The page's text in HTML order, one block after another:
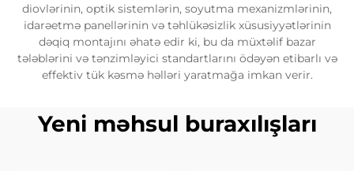
diovlərinin, optik sistemlərin, soyutma mexanizmlərinin,
idarəetmə panellərinin və təhlükəsizlik xüsusiyyətlərinin
dəqiq montajını əhatə edir ki, bu da müxtəlif bazar
tələblərini və tənzimləyici standartlarını ödəyən etibarlı və
effektiv tük kəsmə həlləri yaratmağa imkan verir.
Yeni məhsul buraxılışları